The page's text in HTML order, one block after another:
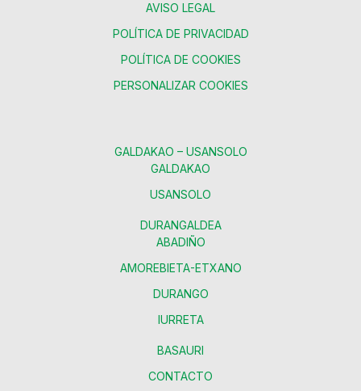
AVISO LEGAL
POLÍTICA DE PRIVACIDAD
POLÍTICA DE COOKIES
PERSONALIZAR COOKIES
GALDAKAO – USANSOLO
GALDAKAO
USANSOLO
DURANGALDEA
ABADIÑO
AMOREBIETA-ETXANO
DURANGO
IURRETA
BASAURI
CONTACTO